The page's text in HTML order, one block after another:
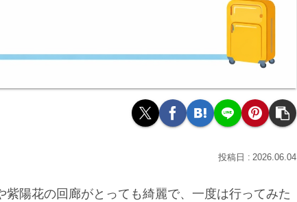
2026.06.04
陽花の回廊がとっても綺麗で、一度は行ってみた